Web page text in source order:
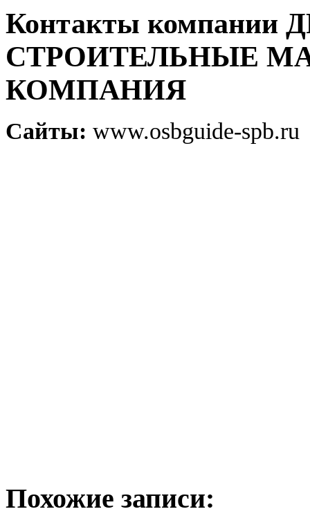
Контакты
СТРОИТЕЛЬНЫЕ
КОМПАНИЯ
Сайты: www.osbguide-spb.ru
Похожие записи: